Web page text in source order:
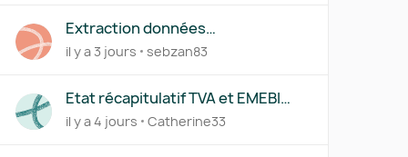
Extraction données
devis/factures - Macro
il y a 3 jours sebzan83
Etat récapitulatif TVA et EMEBI
(DEB)
il y a 4 jours Catherine33